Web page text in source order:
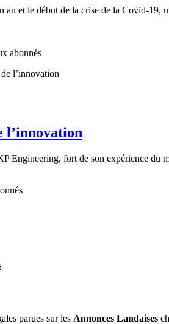
et le début de la crise de la Covid-19,
abonnés
l’innovation
Engineering, fort de son expérience
parues sur les Annonces Landaises